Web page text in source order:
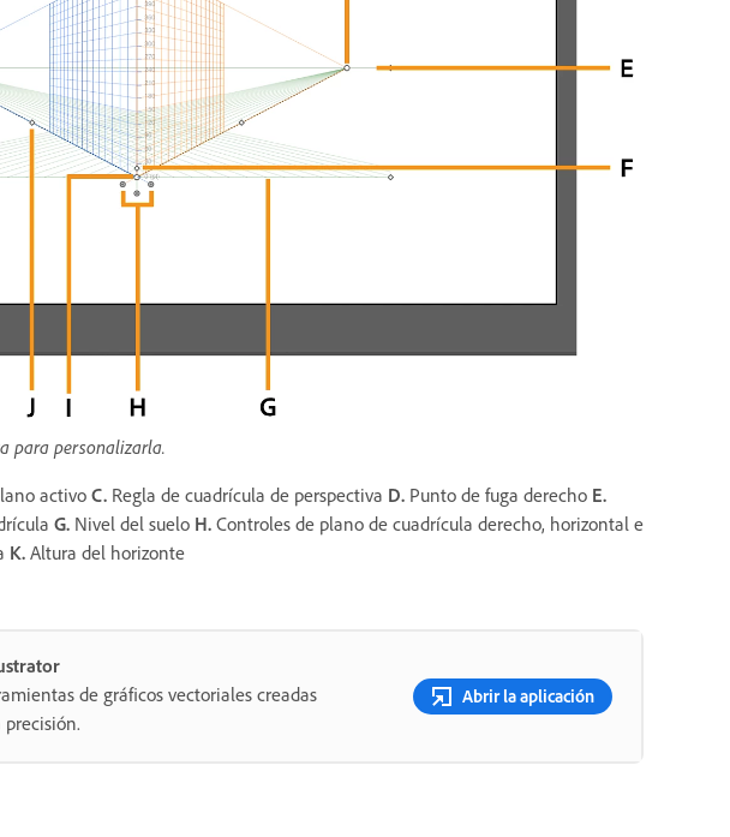
para personalizarla.
activo C. Regla de cuadrícula de perspectiva D. Punto de fuga derecho E.
G. Nivel del suelo H. Controles de plano de cuadrícula derecho, horizontal e
K. Altura del horizonte
de gráficos vectoriales creadas
Abrir la aplicación